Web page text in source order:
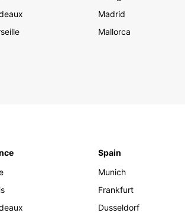
Madrid
Mallorca
Spain
Munich
Frankfurt
Dusseldorf